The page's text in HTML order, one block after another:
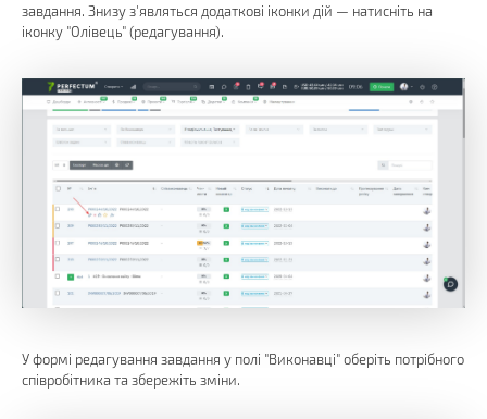
завдання. Знизу з'являться додаткові іконки дій — натисніть на
іконку "Олівець" (редагування).
У формі редагування завдання у полі "Виконавці" оберіть потрібного
співробітника та збережіть зміни.